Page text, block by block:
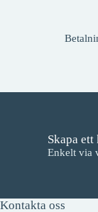
Skapa
Enkelt via
Kontakta oss